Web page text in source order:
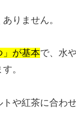
りません。
」が基本で、水
。
や紅茶に合わ